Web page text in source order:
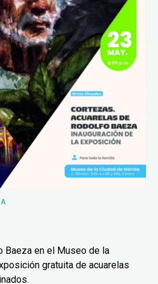
Baeza en el Museo de la
gratuita de acuarelas